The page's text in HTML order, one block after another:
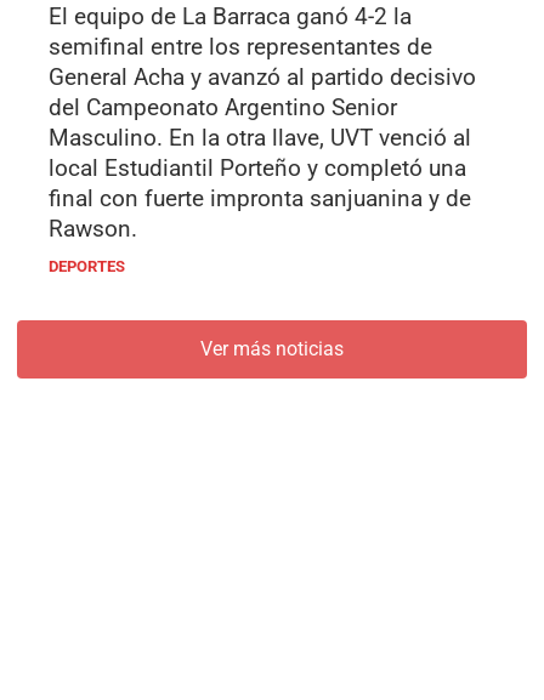
El equipo de La Barraca ganó 4-2 la
semifinal entre los representantes de
General Acha y avanzó al partido decisivo
del Campeonato Argentino Senior
Masculino. En la otra llave, UVT venció al
local Estudiantil Porteño y completó una
final con fuerte impronta sanjuanina y de
Rawson.
DEPORTES
Ver más noticias